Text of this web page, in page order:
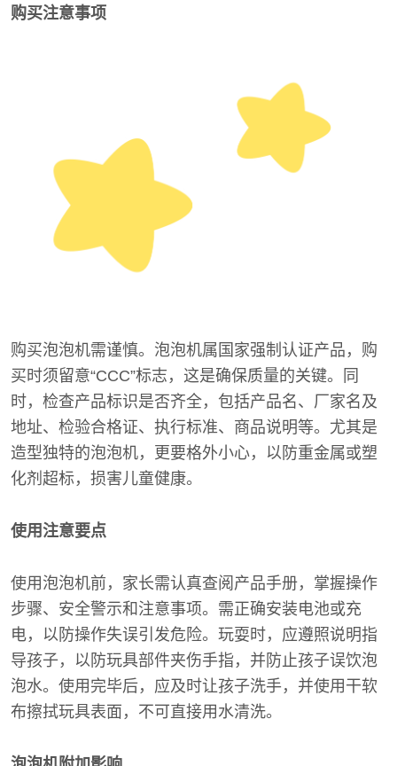
购买注意事项
购买泡泡机需谨慎。泡泡机属国家强制认证产品，购
买时须留意“CCC”标志，这是确保质量的关键。同
时，检查产品标识是否齐全，包括产品名、厂家名及
地址、检验合格证、执行标准、商品说明等。尤其是
造型独特的泡泡机，更要格外小心，以防重金属或塑
化剂超标，损害儿童健康。
使用注意要点
使用泡泡机前，家长需认真查阅产品手册，掌握操作
步骤、安全警示和注意事项。需正确安装电池或充
电，以防操作失误引发危险。玩耍时，应遵照说明指
导孩子，以防玩具部件夹伤手指，并防止孩子误饮泡
泡水。使用完毕后，应及时让孩子洗手，并使用干软
布擦拭玩具表面，不可直接用水清洗。